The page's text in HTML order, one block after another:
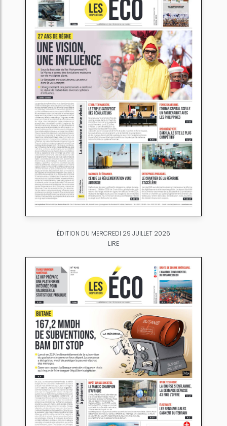
ÉDITION DU MERCREDI 29 JUILLET 2026
LIRE